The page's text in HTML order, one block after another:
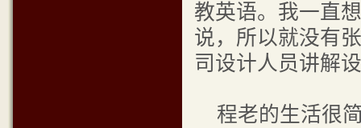
教英语。我一直
说，所以就没有
司设计人员讲解
程老的生活很